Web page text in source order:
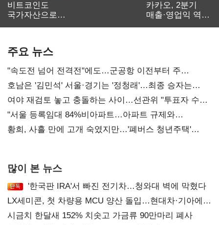
비트코인도
국가자산으로…'
카카오, 2분기
매출·영업익 역대
주요 뉴스
"속도전 넘어 전격전"에도…군공항 이전부터 주
52시간까지 '뇌관'
호남은 '김민석' 서울·경기는 '정청래'…최종 승자는
'안갯속'
여야 재검토 놓고 충돌하는 사이…선관위 "투표자 수
오차 당연"
"서울 등록임대 84%비아파트…아파트 규제와
달리해야"
황희, 사흘 만에 고개 숙였지만…'폐버스 청년주택'
많이 본 뉴스
'한국판 IRA'서 빠진 전기차…청와대 벽에 막혔다
LX세미콘, 첫 차량용 MCU 양산 돌입…현대차·기아에
공급
시금치 한달새 152% 치솟고 가금류 90만마리 폐사